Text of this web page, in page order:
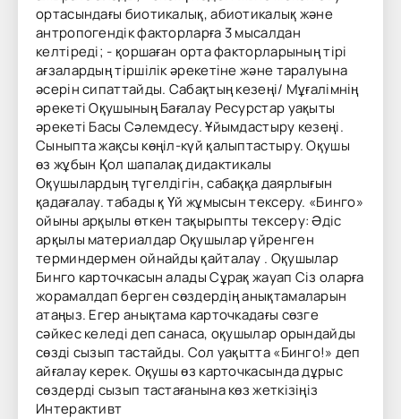
ортасындағы биотикалық, абиотикалық және
антропогендік факторларға 3 мысалдан
келтіреді; - қоршаған орта факторларының тірі
ағзалардың тіршілік әрекетіне және таралуына
әсерін сипаттайды. Сабақтың кезеңі/ Мұғалімнің
әрекеті Оқушының Бағалау Ресурстар уақыты
әрекеті Басы Сәлемдесу. Ұйымдастыру кезеңі.
Сыныпта жақсы көңіл-күй қалыптастыру. Оқушы
өз жұбын Қол шапалақ дидактикалы
Оқушылардың түгелдігін, сабаққа даярлығын
қадағалау. табады қ Үй жұмысын тексеру. «Бинго»
ойыны арқылы өткен тақырыпты тексеру: Әдіс
арқылы материалдар Оқушылар үйренген
терминдермен ойнайды қайталау . Оқушылар
Бинго карточкасын алады Сұрақ жауап Сіз оларға
жорамалдап берген сөздердің анықтамаларын
атаңыз. Егер анықтама карточкадағы сөзге
сәйкес келеді деп санаса, оқушылар орындайды
сөзді сызып тастайды. Сол уақытта «Бинго!» деп
айғалау керек. Оқушы өз карточкасында дұрыс
сөздерді сызып тастағанына көз жеткізіңіз
Интерактивт